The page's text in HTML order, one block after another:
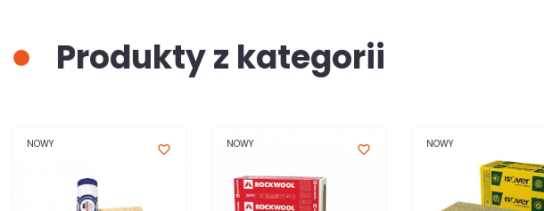
Produkty z kategorii
NOWY favorite_border NOWY favorite_border NOWY